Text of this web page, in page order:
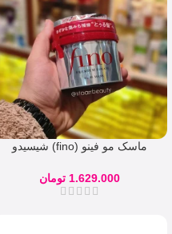
ماسک مو فینو (fino) شیسیدو
1.629.000 تومان